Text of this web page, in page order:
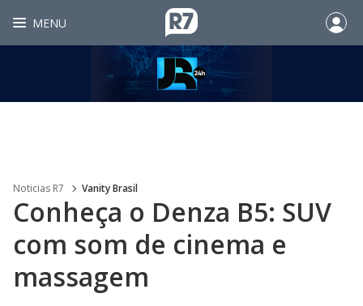
MENU
Noticias R7 Vanity Brasil
Conheça o Denza B5: SUV
com som de cinema e
massagem